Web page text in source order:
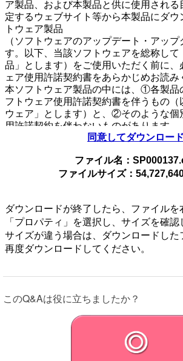
ア製品、および本製品と供に使用され
定するウェブサイト等から本製品にダウ
トウェア製品
（ソフトウェアのアップデート・アッ
す。以下、当該ソフトウェアを総称して
品」とします）をご使用いただく前に、
ェア使用許諾契約書をあらかじめお読み
本ソフトウェア製品の中には、①各製品
フトウェア使用許諾契約書を伴うもの（
ウェア」とします）と、②そのような個
用許諾契約を伴わないものがあります。
個別のソフトウェア使用許諾契約書を伴
フトウェア、媒体、マニュアルなどの関
書を含みます）に関しては、
フトウェア使用許諾契約書にご同意いた
す。
本契約は、お客さま（以下「お客さま」
ウェアの使用権の許諾に関する条件を定
第1条 （総則）
権利およびこれに隣接する権利に関する
産権に関する法令によって保護されてい
ェアは、本契約の条件に従いVAIOから
同意してダウンロード
ファイル名：
ファイルサイズ：
ダウンロードが終了したら、ファイルを
「プロパティ」を選択し、サイズを確認
サイズが違う場合は、ダウンロードした
再度ダウンロードしてください。
このQ&Aは役に立ちましたか？